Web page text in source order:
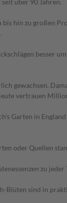
über 90 Jahren.
hin zu großen
besser
gewachsen.
vertrauen
Garten in
oder Quellen
zu jeder
Blüten sind in